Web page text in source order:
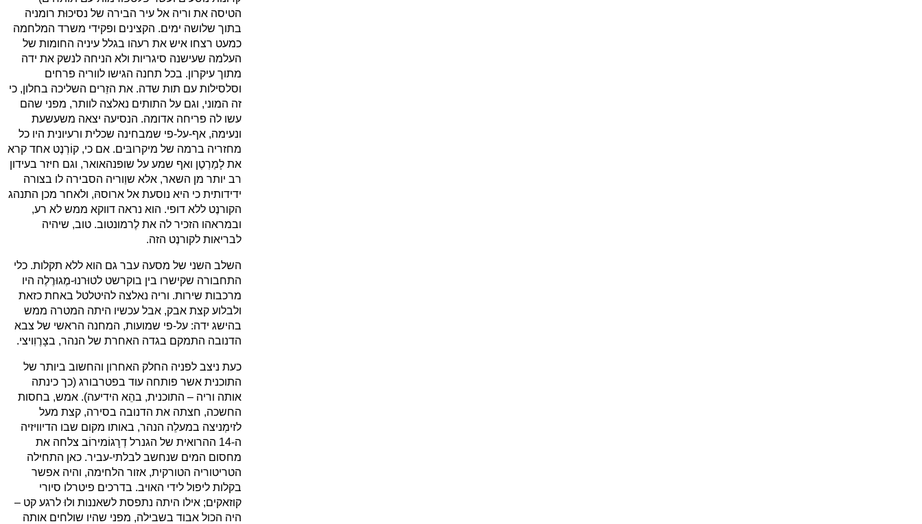
הטיסה את וריה אל עיר הבירה של נסיכוּת רומניה
בתוך שלושה ימים. הקצינים ופקידי משרד המלחמה
כמעט רצחו איש את רעהו בגלל עיניה החומות של
העלמה שעישנה סיגריות ולא הניחה לנשק את ידה
מתוך עיקרון. בכל תחנה הגישו לווריה פרחים
וסלסילות עם תות שדה. את הזֵרים השליכה בחלון, כי
זה המוני, וגם על התותים נאלצה לוותר, מפני שהם
עשו לה פריחה אדומה. הנסיעה יצאה משעשעת
ונעימה, אף-על-פי שמבחינה שכלית ורעיונית היו כל
מחזריה ברמה של מיקרובּים. אם כי, קוֹרְנֶט אחד קרא
את לָמַרְטֶן ואף שמע על שופּנהאואר, וגם חיזר בעידון
רב יותר מן השאר, אלא שוַוריה הסבירה לו בצורה
ידידותית כי היא נוסעת אל ארוסהּ, ולאחר מכן התנהג
הקורנֶט ללא דופי. הוא נראה דווקא ממש לא רע,
ובמראהו הזכיר לה את לֶרמונטוב. טוב, שיהיה
לבריאות לקורנֶט הזה.
השלב השני של מסעה עבר גם הוא ללא תקלות. כלי
התחבורה שקישרו בין בוקרשט לטוּרנוּ-מֶגוּרֶלֶה היו
מרכבות שירות. וריה נאלצה להיטלטל באחת כזאת
ולבלוע קצת אבק, אבל עכשיו היתה המטרה ממש
בהישג ידה: על-פי שמועות, המחנה הראשי של צבא
הדנובה התמקם בגדה האחרת של הנהר, בצָרֶוִויצי.
כעת ניצב לפניה החלק האחרון והחשוב ביותר של
התוכנית אשר פותחה עוד בפטרבורג (כך כינתה
אותה וריה – התוכנית, בהֵא הידיעה). אמש, בחסות
החשכה, חצתה את הדנובה בסירה, קצת מעל
לזימְניצה במעלֵה הנהר, באותו מקום שבו הדיוויזיה
ה-14 ההרואית של הגנרל דְרָגוֹמירוֹב צלחה את
מחסום המים שנחשב לבלתי-עביר. כאן התחילה
הטריטוריה הטורקית, אזור הלחימה, והיה אפשר
בקלות ליפול לידי האויב. בדרכים פיטרלו סיורי
קוזאקים; אילו היתה נתפסת לשאננות ולוּ לרגע קט –
היה הכול אבוד בשבילה, מפני שהיו שולחים אותה